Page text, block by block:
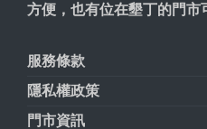
方便，也有位在墾丁的門市
服務條款
隱私權政策
門市資訊